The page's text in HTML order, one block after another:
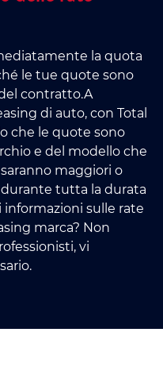
la quota
le tue quote sono
contratto.A
di auto, con Total
che le quote sono
e del modello che
maggiori o
tutta la durata
sulle rate
marca? Non
vi